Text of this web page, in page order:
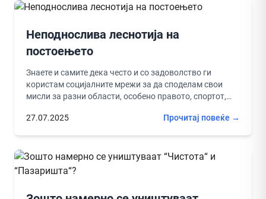
Неподнослива леснотија на
постоењето
Знаете и самите дека често и со задоволство ги
користам социјалните мрежи за да споделам свои
мисли за разни области, особено правото, спортот,
27.07.2025
Прочитај повеќе →